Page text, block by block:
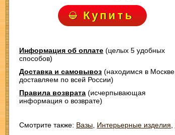
Купить
Информация об оплате (целых 5 удобных
способов)
Доставка и самовывоз (находимся в Москве,
доставляем по всей России)
Правила возврата (исчерпывающая
информация о возврате)
Смотрите также: Вазы Интерьерные изделия